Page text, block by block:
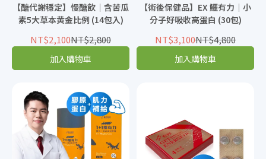
【醣代謝穩定】慢醣飲｜含苦瓜
素5大草本黄金比例 (14包入)
NT$2,100NT$2,800
加入購物車
【術後保健品】EX 鱷有力｜小
分子好吸收高蛋白 (30包)
NT$3,100NT$4,800
加入購物車